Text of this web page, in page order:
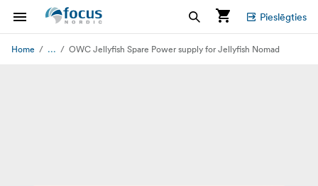
Pieslēgties
Home ... OWC Jellyfish Spare Power supply for Jellyfish Nomad